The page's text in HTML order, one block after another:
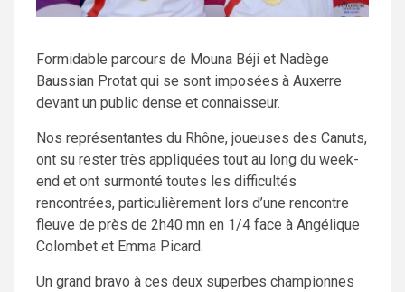
Formidable parcours de Mouna Béji et Nadège
Baussian Protat qui se sont imposées à Auxerre
devant un public dense et connaisseur.
Nos représentantes du Rhône, joueuses des Canuts,
ont su rester très appliquées tout au long du week-
end et ont surmonté toutes les difficultés
rencontrées, particulièrement lors d’une rencontre
fleuve de près de 2h40 mn en 1/4 face à Angélique
Colombet et Emma Picard.
Un grand bravo à ces deux superbes championnes